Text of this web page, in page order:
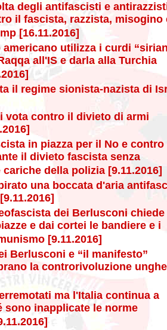
degli antifascisti e
il fascista, razzista, misogino
[16.11.2016]
utilizza i curdi
all'IS e darla alla Turchia
il regime sionista-nazista di
vota contro il divieto di armi
in piazza per il No e contro
il divieto fascista senza
della polizia [9.11.2016]
una boccata d'aria
dei Berlusconi
e dai cortei le bandiere e i
[9.11.2016]
Berlusconi e “il manifesto”
la controrivoluzione
ma l'Italia continua a
sono inapplicate le norme